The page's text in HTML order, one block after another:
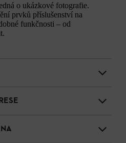
o ukázkové fotografie.
prvků příslušenství na
funkčnosti – od